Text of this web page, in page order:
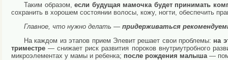
Таким образом, если будущая мамочка будет принимать
сохранить в хорошем состоянии волосы, кожу, ногти, обеспечить
Главное, что нужно делать — придерживаться
На каждом из этапов прием Элевит решает свои проблемы: на
триместре — снижает риск развития пороков внутриутробного
микроэлементах у мамы и ребенка; после рождения малыша —